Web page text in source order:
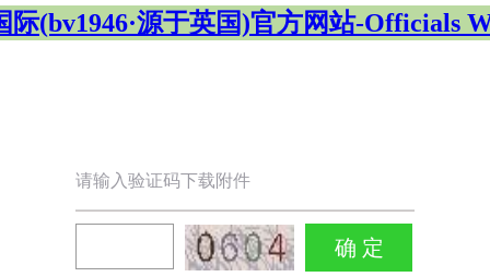
际(bv1946·源于英国)官方网站-Officials
请输入验证码下载附件